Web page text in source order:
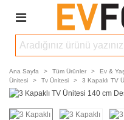
Ana Sayfa > Tüm Ürünler > Ev &
Ünitesi
> Tv Ünitesi > 3 Kapaklı TV